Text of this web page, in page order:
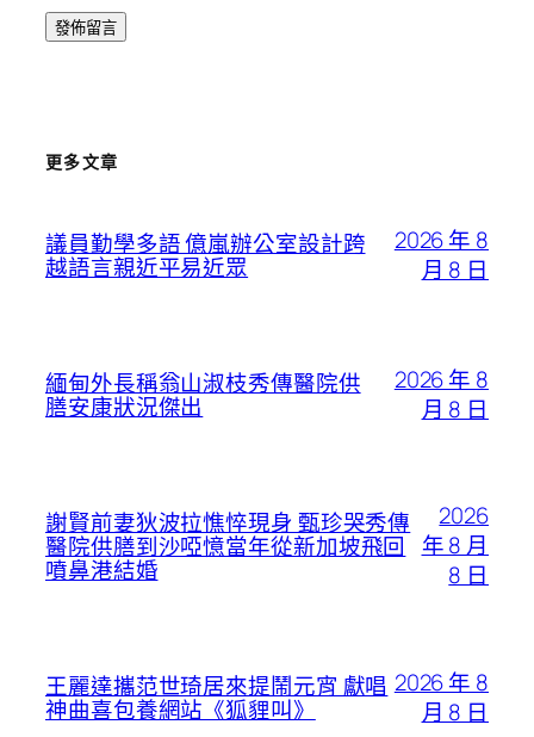
更多文章
議員勤學多語 億嵐辦公室設計跨
越語言親近平易近眾
2026 年 8
月 8 日
緬甸外長稱翁山淑枝秀傳醫院供
膳安康狀況傑出
2026 年 8
月 8 日
謝賢前妻狄波拉憔悴現身 甄珍哭秀傳
醫院供膳到沙啞憶當年從新加坡飛回
噴鼻港結婚
2026
年 8 月
8 日
王麗達攜范世琦居來提鬧元宵 獻唱
神曲喜包養網站《狐貍叫》
2026 年 8
月 8 日